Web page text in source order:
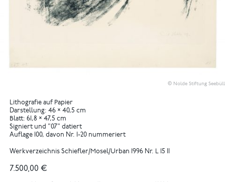
© Nolde Stiftung Seebüll
Lithografie auf Papier
Darstellung: 46 × 40,5 cm
Blatt: 61,8 × 47,5 cm
Signiert und "07" datiert
Auflage 100, davon Nr. 1-20 nummeriert
Werkverzeichnis Schiefler/Mosel/Urban 1996 Nr. L 15 II
7.500,00 €